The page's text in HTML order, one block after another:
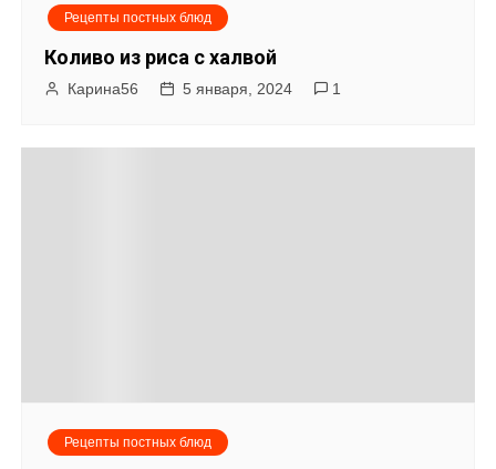
з
м
Рецепты постных блюд
Коливо из риса с халвой
Карина56 5 января, 2024 1
Рецепты постных блюд